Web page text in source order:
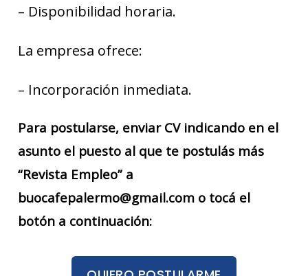
– Disponibilidad horaria.
La empresa ofrece:
– Incorporación inmediata.
Para postularse, enviar CV indicando en el
asunto el puesto al que te postulás más
“Revista Empleo” a
buocafepalermo@gmail.com o tocá el
botón a continuación: